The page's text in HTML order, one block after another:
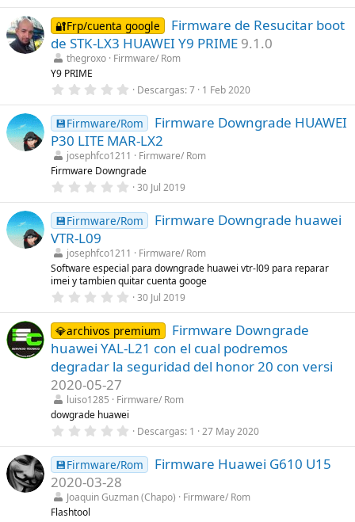
(
s
)
0
0
e
s
t
l
a
(
s
)
🔐Frp/cuenta google
Firmware de Resucitar boot
de STK-LX3 HUAWEI Y9 PRIME 9.1.0
thegroxo Firmware/ Rom
Y9 PRIME
0
0
0
e
s
t
r
e
l
a
(
s
Descargas 7 1 Feb 2020
💾Firmware/Rom
Firmware Downgrade HUAWEI
P30 LITE MAR-LX2
josephfco1211
Firmware/ Rom
Firmware Downgrade
0
0
0
e
t
r
e
l
(
s
)
30 Jul 2019
💾Firmware/Rom
Firmware Downgrade huawei
VTR-L09
josephfco1211
Firmware/ Rom
Software especial para downgrade huawei vtr-l09 para reparar
imei y tambien quitar cuenta googe
0
0
0
e
s
t
r
l
l
)
30 Jul 2019
💎archivos premium
Firmware Downgrade
huawei YAL-L21 con el cual podremos
degradar la seguridad del honor 20 con versi
2020-05-27
luiso1285
Firmware/ Rom
dowgrade huawei
0
0
0
e
t
Descargas 1 27 May 2020
💾Firmware/Rom
Firmware Huawei G610 U15
2020-03-28
Joaquin Guzman (Chapo)
Firmware/ Rom
Flashtool